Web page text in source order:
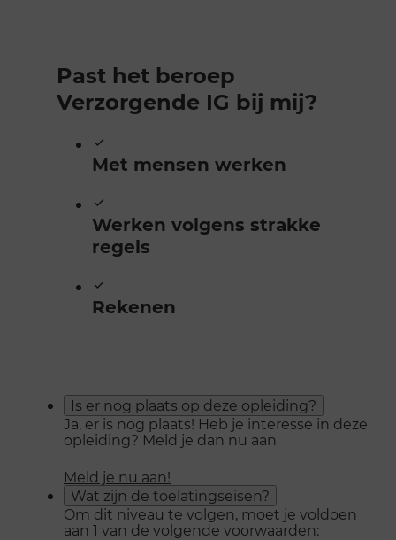
Past het beroep
Verzorgende IG bij mij?
Met mensen werken
Werken volgens strakke
regels
Rekenen
Is er nog plaats op deze opleiding?
Ja, er is nog plaats! Heb je interesse in deze
opleiding? Meld je dan nu aan
Meld je nu aan!
Wat zijn de toelatingseisen?
Om dit niveau te volgen, moet je voldoen
aan 1 van de volgende voorwaarden: